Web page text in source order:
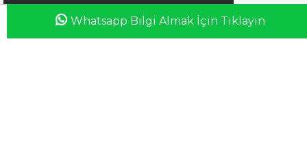
Whatsapp Bilgi Almak İçin Tıklayın
Anasayfa Favorilerim Sepetim Üye Girişi